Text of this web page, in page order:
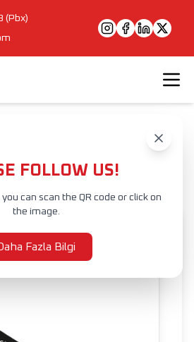
(Pbx)
FOLLOW US!
can scan the QR code or click on
the image.
Fazla Bilgi